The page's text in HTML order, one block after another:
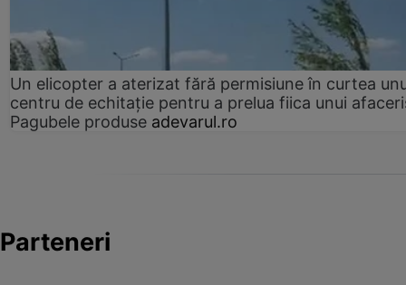
Un elicopter a aterizat fără permisiune în curtea
centru de echitație pentru a prelua fiica unui
Pagubele produse adevarul.ro
Parteneri